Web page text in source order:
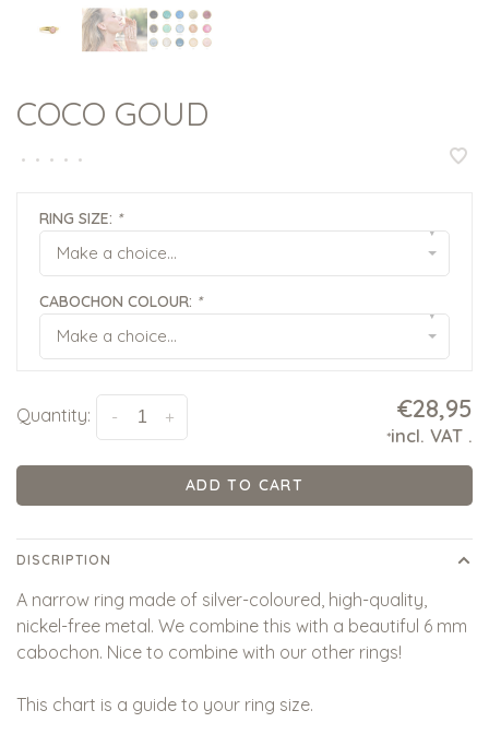
COCO GOUD
• • • • •
RING SIZE: *
Make a choice...
▾
CABOCHON COLOUR: *
Make a choice...
▾
Quantity: +
- €28,95
*incl. VAT .
ADD TO CART
DISCRIPTION
A narrow ring made of silver-coloured, high-quality,
nickel-free metal. We combine this with a beautiful 6 mm
cabochon. Nice to combine with our other rings!
This chart is a guide to your ring size.